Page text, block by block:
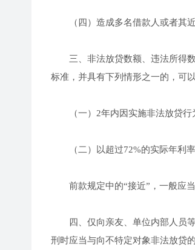
（四）造成多名借款人或者其近
三、非法放贷数额、违法所得数
标准，并具有下列情形之一的，可
（一）2年内因实施非法放贷行
（二）以超过72%的实际年利率
前款规定中的“接近”，一般应当
四、仅向亲友、单位内部人员等
刑时应当与向不特定对象非法放贷